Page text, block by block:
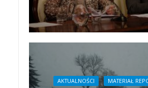
AKTUALNOŚCI MATERIAŁ